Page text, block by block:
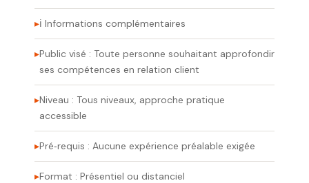
ℹ️ Informations complémentaires
Public visé : Toute personne souhaitant approfondir
ses compétences en relation client
Niveau : Tous niveaux, approche pratique
accessible
Pré‑requis : Aucune expérience préalable exigée
Format : Présentiel ou distanciel